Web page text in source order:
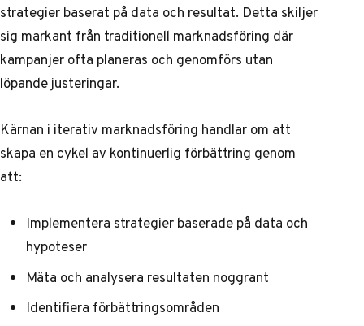
strategier baserat på data och resultat. Detta skiljer
sig markant från traditionell marknadsföring där
kampanjer ofta planeras och genomförs utan
löpande justeringar.
Kärnan i iterativ marknadsföring handlar om att
skapa en cykel av kontinuerlig förbättring genom
att:
Implementera strategier baserade på data och
hypoteser
Mäta och analysera resultaten noggrant
Identifiera förbättringsområden